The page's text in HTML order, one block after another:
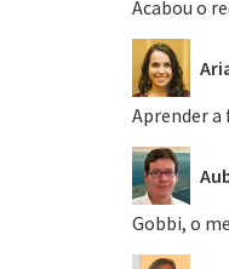
Acabou o
Aprender a
Gobbi, o